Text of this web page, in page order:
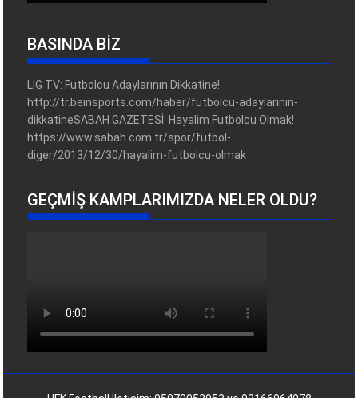
BASINDA BİZ
LİG TV: Futbolcu Adaylarının Dikkatine!
http://tr.beinsports.com/haber/futbolcu-adaylarinin-
dikkatineSABAH GAZETESİ: Hayalim Futbolcu Olmak!
https://www.sabah.com.tr/spor/futbol-
diger/2013/12/30/hayalim-futbolcu-olmak
GEÇMIŞ KAMPLARIMIZDA NELER OLDU?